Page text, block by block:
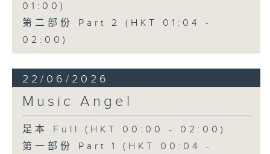
01:00)
第二部份 Part 2 (HKT 01:04 -
02:00)
22/06/2026
Music Angel
足本 Full (HKT 00:00 - 02:00)
第一部份 Part 1 (HKT 00:04 -